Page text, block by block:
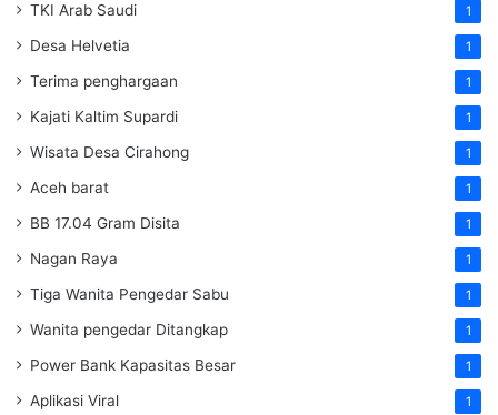
TKI Arab Saudi 1
Desa Helvetia 1
Terima penghargaan 1
Kajati Kaltim Supardi 1
Wisata Desa Cirahong 1
Aceh barat 1
BB 17.04 Gram Disita 1
Nagan Raya 1
Tiga Wanita Pengedar Sabu 1
Wanita pengedar Ditangkap 1
Power Bank Kapasitas Besar 1
Aplikasi Viral 1